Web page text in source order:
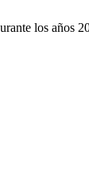
los años